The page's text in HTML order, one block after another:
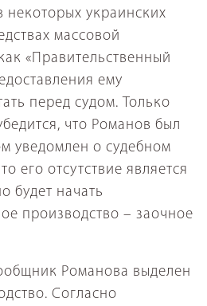
некоторых украинских
массовой
«Правительственный
ему
перед судом. Только
что Романов был
уведомлен о судебном
его отсутствие является
будет начать
производство – заочное
Романова выделен
Согласно